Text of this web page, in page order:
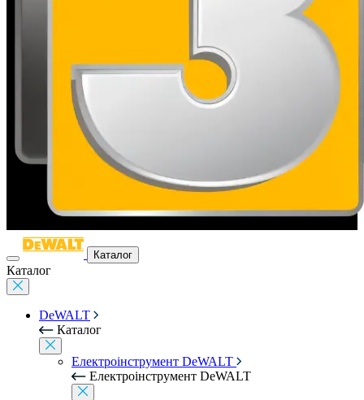
Каталог
Каталог
DeWALT
Каталог
Електроінструмент DeWALT
Електроінструмент DeWALT